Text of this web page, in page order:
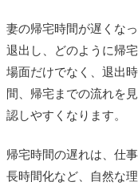
妻の帰宅時間が遅くな
退出し、どのように帰
場面だけでなく、退出
間、帰宅までの流れを
認しやすくなります。
帰宅時間の遅れは、仕
長時間化など、自然な